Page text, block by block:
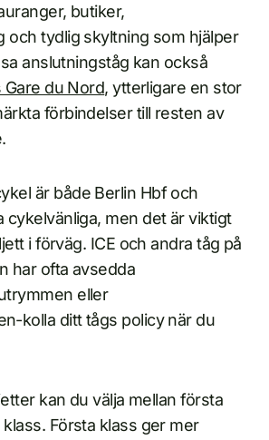
butiker,
och tydlig skyltning som hjälper
anslutningståg kan också
Gare du Nord, ytterligare en stor
förbindelser till resten av
är både Berlin Hbf och
cykelvänliga, men det är viktigt
i förväg. ICE och andra tåg på
har ofta avsedda
eller
kolla ditt tågs policy när du
kan du välja mellan första
Första klass ger mer